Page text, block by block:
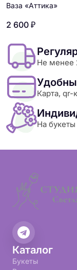
Ваза «Аттика»
2 600 ₽
Не менее
Карта, qr-
На
Каталог
Букеты